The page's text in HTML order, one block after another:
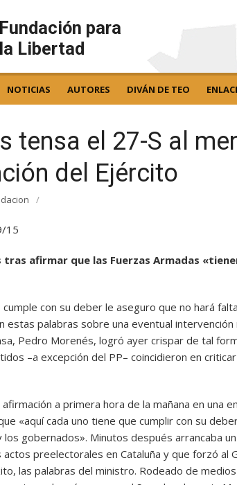
Fundación para
la Libertad
NOTICIAS AUTORES DIVÁN DE TEO
tensa el 27-S al
del Ejército
/
15
tras afirmar que las Fuerzas Armadas
cumple con su deber le aseguro que no hará
estas palabras sobre una eventual intervención
Pedro Morenés, logró ayer crispar de tal
–a excepción del PP– coincidieron en
a primera hora de la mañana en una
«aquí cada uno tiene que cumplir con su
gobernados». Minutos después arrancaba
preelectorales en Cataluña y que forzó al
las palabras del ministro. Rodeado de